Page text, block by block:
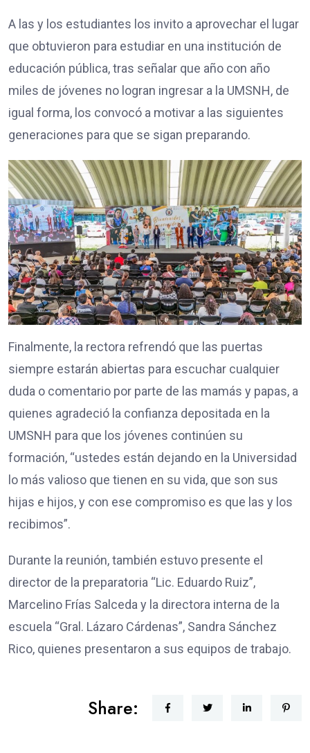
A las y los estudiantes los invito a aprovechar el lugar
que obtuvieron para estudiar en una institución de
educación pública, tras señalar que año con año
miles de jóvenes no logran ingresar a la UMSNH, de
igual forma, los convocó a motivar a las siguientes
generaciones para que se sigan preparando.
Finalmente, la rectora refrendó que las puertas
siempre estarán abiertas para escuchar cualquier
duda o comentario por parte de las mamás y papas, a
quienes agradeció la confianza depositada en la
UMSNH para que los jóvenes continúen su
formación, “ustedes están dejando en la Universidad
lo más valioso que tienen en su vida, que son sus
hijas e hijos, y con ese compromiso es que las y los
recibimos”.
Durante la reunión, también estuvo presente el
director de la preparatoria “Lic. Eduardo Ruiz”,
Marcelino Frías Salceda y la directora interna de la
escuela “Gral. Lázaro Cárdenas”, Sandra Sánchez
Rico, quienes presentaron a sus equipos de trabajo.
Share: